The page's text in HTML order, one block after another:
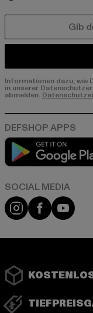
Informationen dazu, wie
in unserer
abmelden.
Instagram
Facebook